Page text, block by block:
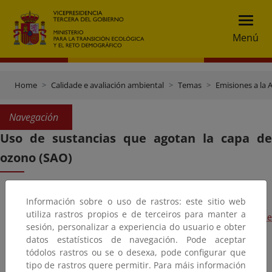
Menú
Home Calidade e avaliación ambiental Temas Emisiones a la
Navegación
Uso de sustancias que agotan la capa de
ozono (SAO)
Normativa relativa a sustancias agotadoras de la capa de
ozono (SAO)
Información sobre o uso de rastros: este sitio web
utiliza rastros propios e de terceiros para manter a
sesión, personalizar a experiencia do usuario e obter
datos estatísticos de navegación. Pode aceptar
tódolos rastros ou se o desexa, pode configurar que
tipo de rastros quere permitir. Para máis información